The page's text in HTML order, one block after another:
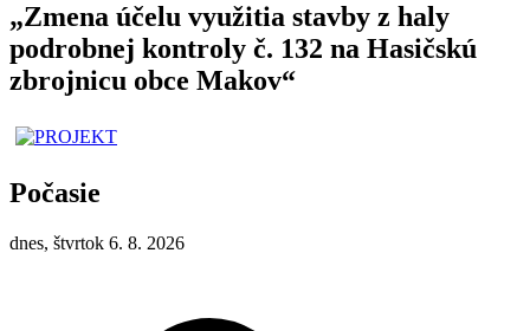
„Zmena účelu využitia stavby z haly
podrobnej kontroly č. 132 na Hasičskú
zbrojnicu obce Makov“
Počasie
dnes, štvrtok 6. 8. 2026